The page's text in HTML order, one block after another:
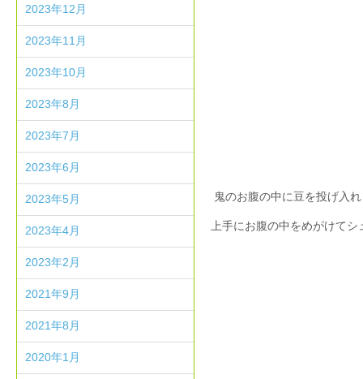
鬼のお腹の中に豆を投げ入
上手にお腹の中をめがけてシ
2023年12月
2023年11月
2023年10月
2023年8月
2023年7月
2023年6月
2023年5月
2023年4月
2023年2月
2021年9月
2021年8月
2020年1月